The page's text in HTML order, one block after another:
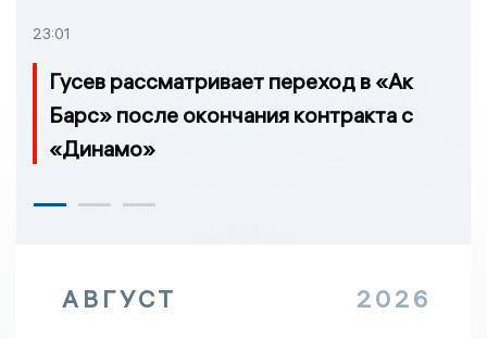
23:01
Гусев рассматривает переход в «Ак
Барс» после окончания контракта с
«Динамо»
АВГУСТ 2026